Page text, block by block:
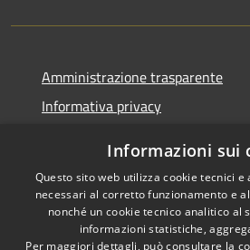
Amministrazione trasparente
Informativa privacy
Dichiarazione di accessibilità
Informazioni sui
Questo sito web utilizza cookie tecnici
necessari al corretto funzionamento e
nonché un cookie tecnico analitico al
informazioni statistiche,
Per maggiori dettagli, può consultare la